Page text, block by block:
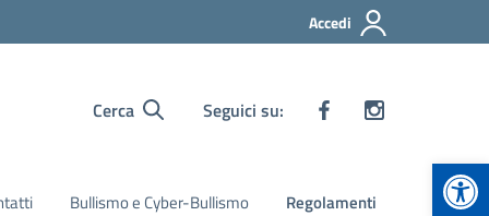
Accedi
Cerca Seguici su:
Bullismo e Cyber-Bullismo Regolamenti